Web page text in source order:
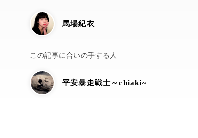
馬場紀衣
この記事に合いの手する人
平安暴走戦士～chiaki~